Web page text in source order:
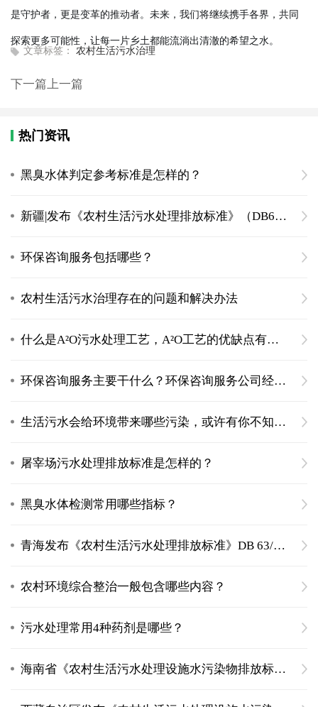
是守护者，更是变革的推动者。未来，我们将继续携手各界，共同
探索更多可能性，让每一片乡土都能流淌出清澈的希望之水。
文章标签： 农村生活污水治理
下一篇 上一篇
热门资讯
黑臭水体判定参考标准是怎样的？
新疆|发布《农村生活污水处理排放标准》（DB65 4275-2019）
环保咨询服务包括哪些？
农村生活污水治理存在的问题和解决办法
什么是A²O污水处理工艺，A²O工艺的优缺点有什么
环保咨询服务主要干什么？环保咨询服务公司经营范围
生活污水会给环境带来哪些污染，或许有你不知道的危害
屠宰场污水处理排放标准是怎样的？
黑臭水体检测常用哪些指标？
青海发布《农村生活污水处理排放标准》DB 63/T 1777—2020
农村环境综合整治一般包含哪些内容？
污水处理常用4种药剂是哪些？
海南省《农村生活污水处理设施水污染物排放标准》DB46/483-2019